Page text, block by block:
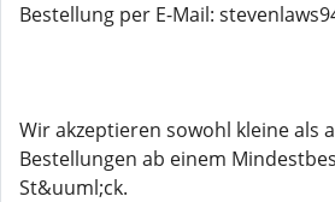
Bestellung per E-Mail:
Wir akzeptieren sowohl kleine als
Bestellungen ab einem
St&uuml;ck.